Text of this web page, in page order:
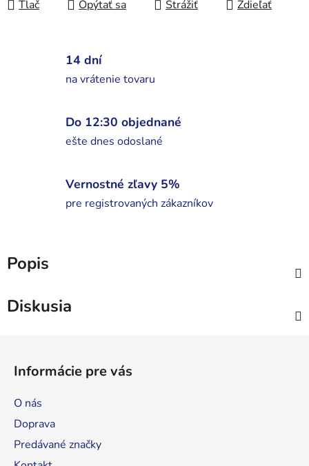
Tlač Opýtať sa Strážiť Zdieľať
14 dní
na vrátenie tovaru
Do 12:30 objednané
ešte dnes odoslané
Vernostné zľavy 5%
pre registrovaných zákazníkov
Popis
Diskusia
Informácie pre vás
O nás
Doprava
Predávané značky